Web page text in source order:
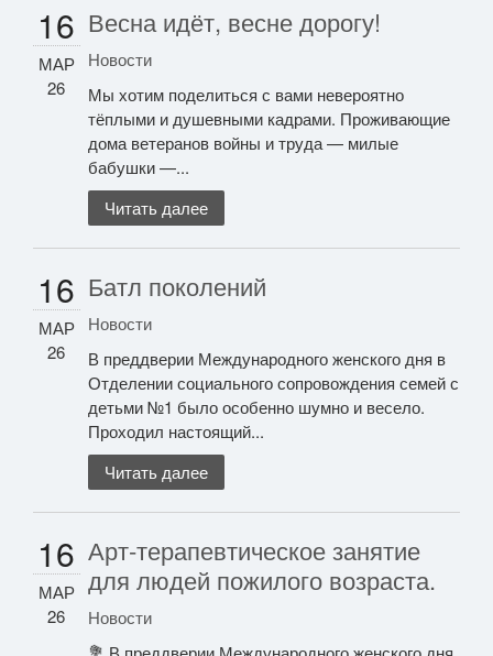
16
МАР
26
Весна идёт, весне дорогу!
Новости
Мы хотим поделиться с вами невероятно
тёплыми и душевными кадрами. Проживающие
дома ветеранов войны и труда — милые
бабушки —...
Читать далее
16
МАР
26
Батл поколений
Новости
В преддверии Международного женского дня в
Отделении социального сопровождения семей с
детьми №1 было особенно шумно и весело.
Проходил настоящий...
Читать далее
16
МАР
26
Арт‑терапевтическое занятие
для людей пожилого возраста.
Новости